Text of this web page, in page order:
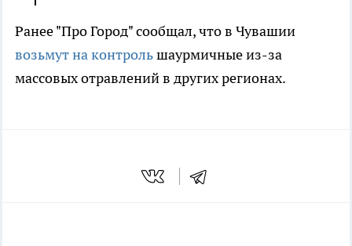
Ранее "Про Город" сообщал, что в Чувашии
возьмут на контрольшаурмичные из-за
массовых отравлений в других регионах.